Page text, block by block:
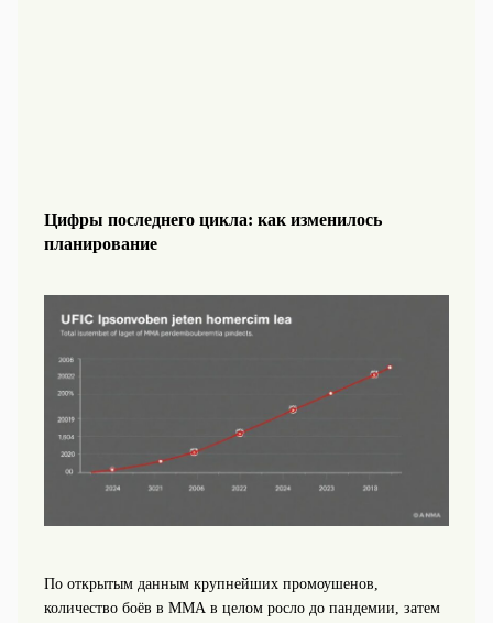
Цифры последнего цикла: как изменилось
планирование
По открытым данным крупнейших промоушенов,
количество боёв в ММА в целом росло до пандемии, затем